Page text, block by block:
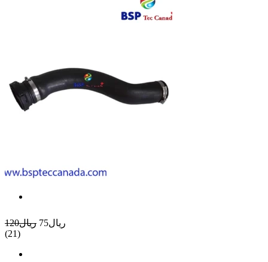
ريال75
ريال120
(21)